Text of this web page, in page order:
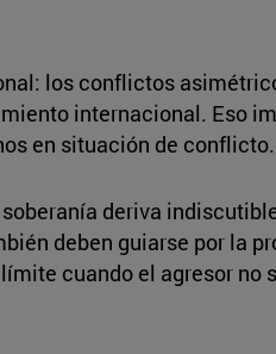
los conflictos
internacional. Eso
en situación de conflicto.
deriva
deben guiarse por la
cuando el agresor no